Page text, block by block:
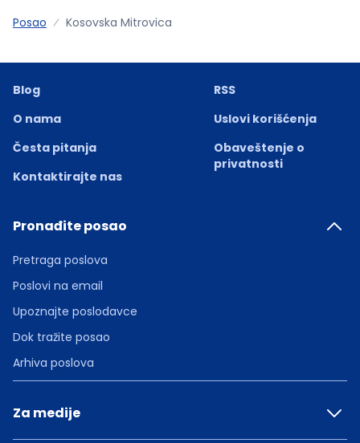
Posao Kosovska Mitrovica
Blog
O nama
Česta pitanja
Kontaktirajte nas
RSS
Uslovi korišćenja
Obaveštenje o
privatnosti
Pronađite posao
Pretraga poslova
Poslovi na email
Upoznajte poslodavce
Dok tražite posao
Arhiva poslova
Za medije